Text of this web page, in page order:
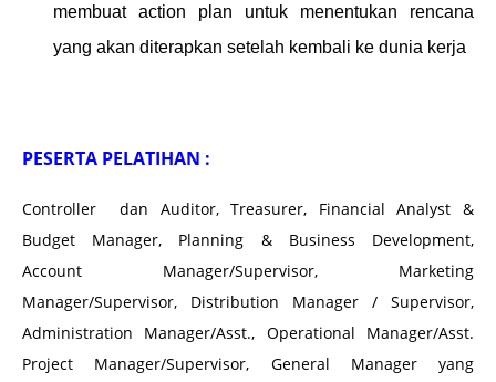
membuat action plan untuk menentukan rencana
yang akan diterapkan setelah kembali ke dunia kerja
PESERTA PELATIHAN :
Controller dan Auditor, Treasurer, Financial Analyst &
Budget Manager, Planning & Business Development,
Account Manager/Supervisor, Marketing
Manager/Supervisor, Distribution Manager / Supervisor,
Administration Manager/Asst., Operational Manager/Asst.
Project Manager/Supervisor, General Manager yang